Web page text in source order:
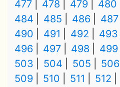
477 478 479 480
484
485 486 487
490
491 492 493
496
497 498 499
503
504 505 506
509
510 511 512